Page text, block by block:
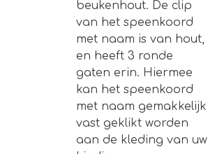
beukenhout. De clip
van het speenkoord
met naam is van hout,
en heeft 3 ronde
gaten erin. Hiermee
kan het speenkoord
met naam gemakkelijk
vast geklikt worden
aan de kleding van uw